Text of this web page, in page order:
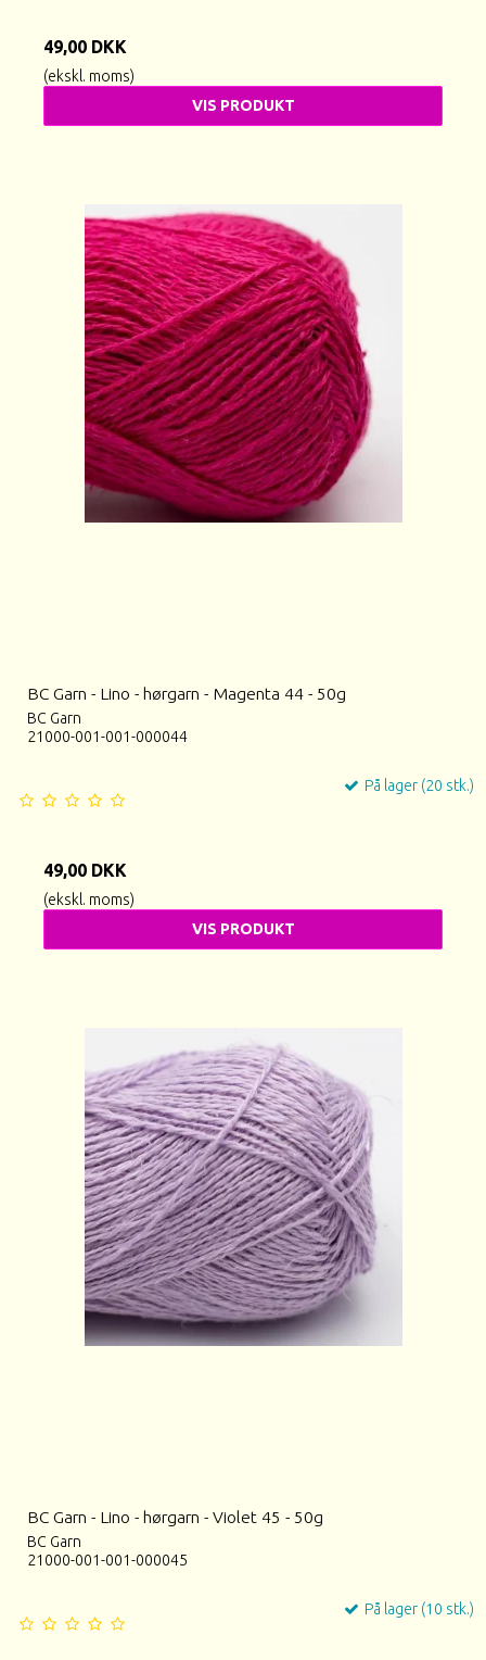
49,00 DKK
(ekskl. moms)
VIS PRODUKT
BC Garn - Lino - hørgarn - Magenta 44 - 50g
BC Garn
21000-001-001-000044
På lager (20 stk.)
49,00 DKK
(ekskl. moms)
VIS PRODUKT
BC Garn - Lino - hørgarn - Violet 45 - 50g
BC Garn
21000-001-001-000045
På lager (10 stk.)